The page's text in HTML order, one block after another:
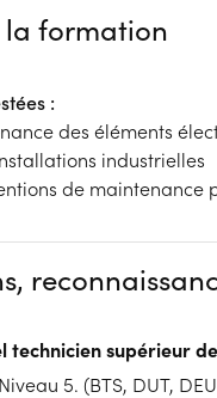
la formation
:
des éléments
industrielles
de maintenance
technicien supérieur
5. (BTS, DUT,